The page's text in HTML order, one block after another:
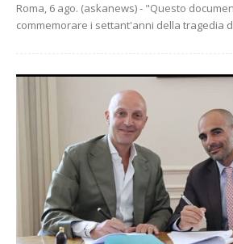
Roma, 6 ago. (askanews) - "Questo
commemorare i settant'anni della tragedia